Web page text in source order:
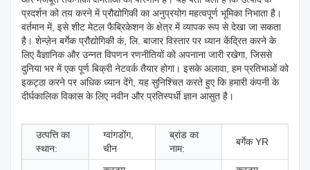
प्रदर्शन को तय करने में प्रौद्योगिकी का अनुप्रयोग महत्वपूर्ण भूमिका निभाता है।
वर्तमान में, इसे शीट मेटल फैब्रिकेशन के क्षेत्र में व्यापक रूप से देखा जा सकता
है। शेन्ज़ेन बर्गेक प्रौद्योगिकी कं, लि. बाजार विस्तार पर ध्यान केंद्रित करने के
लिए वैज्ञानिक और उन्नत विपणन रणनीतियों को अपनाना जारी रखेगा, जिससे
दुनिया भर में एक पूर्ण बिक्री नेटवर्क तैयार होगा। इसके अलावा, हम प्रतिभाओं को
इकट्ठा करने पर अधिक ध्यान देंगे, यह सुनिश्चित करते हुए कि हमारी कंपनी के
दीर्घकालिक विकास के लिए नवीन और प्रतिस्पर्धी ज्ञान आसुत है।
उत्पत्ति का
स्थान:
ग्वांगडोंग,
चीन
ब्रांड का
नाम:
बर्गेक YR